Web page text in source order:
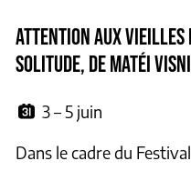
ATTENTION AUX VIEILLES
SOLITUDE, DE MATÉI
3 – 5 juin
Dans le cadre du